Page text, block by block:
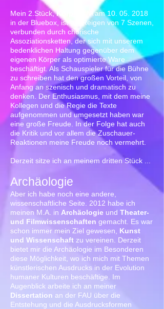
Mein 2.Stück,Körper, UA am10. 05. 2018
in der Bluebox, ist ein Reigen von 7 Szenen,
verbunden durch chorische
Assoziationsketten, der sich mit unserem
bedenklichen Haltung gegenüber dem
eigenen Körper als optimierte Ware
beschäftigt. Als Schauspieler für die Bühne
zu schreiben hat den großen Vorteil, von
Anfang an szenisch und dramatisch zu
denken. Der Enthusiasmus, mit dem meine
Kollegen und die Regie die Texte
aufgenommen und umgesetzt haben war
eine große Freude. In der Folge hat auch
die Kritik und vor allem die Zuschauer-
Reaktionen meine Freude noch vermehrt.
Derzeit sitze ich an meinem dritten Stück ...
Archäologie
Aber ich habe noch eine andere,
wissenschaftliche Seite. 2012 habe ich
meinen M.A. in Archäologie und Theater-
und Filmwissenschaften gemacht. Es war
schon immer mein Ziel gewesen, Kunst
und Wissenschaft zu vereinen. Derzeit
bietet mir die Archäologie im Besonderen
diese Möglichkeit, wo ich mich mit Themen
künstlerischen Ausdrucks in der Evolution
humaner Kulturen beschäftige. Im
Augenblick arbeite ich an meiner
Dissertation an der FAU über die
Entstehung und die Ausdrucksformen